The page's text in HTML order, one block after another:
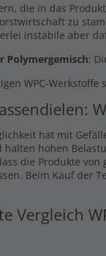
die in das
zu
instabile aber
Polymergemisch:
WPC-Werkstoffe
hat mit
hohen
die Produkte
Beim Kauf der
Vergleich